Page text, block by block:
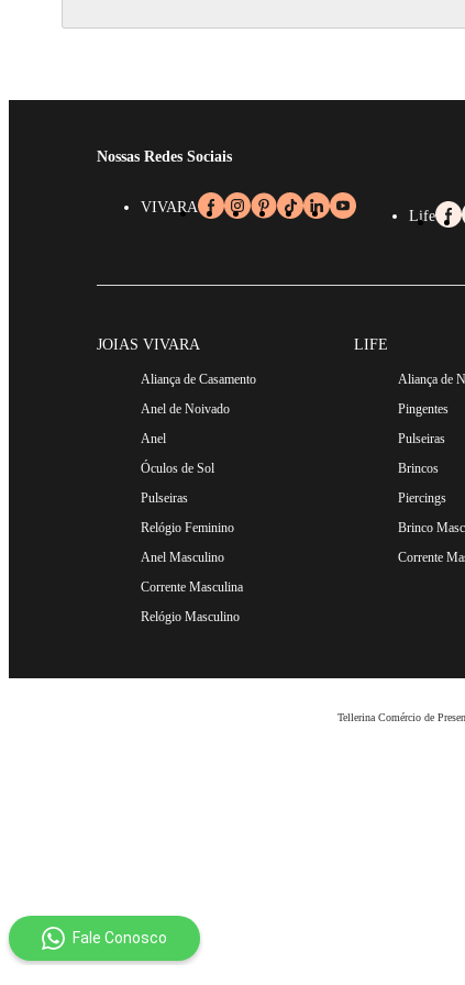
Nossas Redes Sociais
VIVARA
Life
JOIAS VIVARA
Aliança de Casamento
Anel de Noivado
Anel
Óculos de Sol
Pulseiras
Relógio Feminino
Anel Masculino
Corrente Masculina
Relógio Masculino
LIFE
Aliança de
Pingentes
Pulseiras
Brincos
Piercings
Brinco
Corrente
Tellerina Comércio de